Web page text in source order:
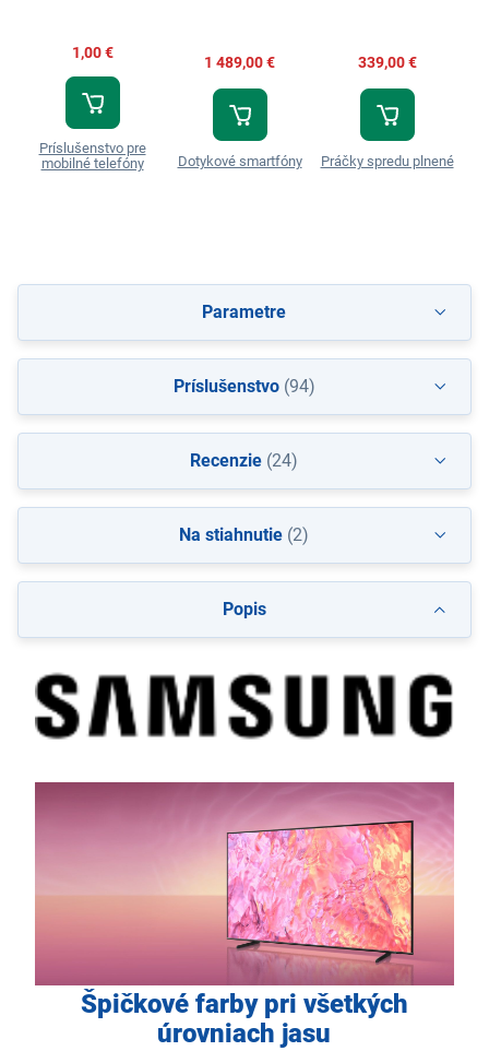
1,00 €
Príslušenstvo pre
mobilné telefóny
1 489,00 €
Dotykové smartfóny
339,00 €
Práčky spredu plnené
Popis
Špičkové farby pri všetkých
úrovniach jasu
Parametre
Príslušenstvo(94)
Recenzie (24)
Na stiahnutie (2)